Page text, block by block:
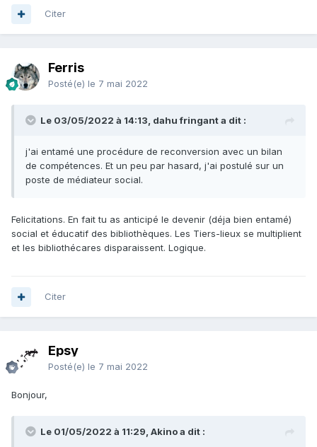
Citer
Ferris
Posté(e) le 7 mai 2022
Le 03/05/2022 à 14:13, dahu fringant a dit :
j'ai entamé une procédure de reconversion avec un bilan
de compétences. Et un peu par hasard, j'ai postulé sur un
poste de médiateur social.
Felicitations. En fait tu as anticipé le devenir (déja bien entamé)
social et éducatif des bibliothèques. Les Tiers-lieux se multiplient
et les bibliothécares disparaissent. Logique.
Citer
Epsy
Posté(e) le 7 mai 2022
Bonjour,
Le 01/05/2022 à 11:29, Akino a dit :